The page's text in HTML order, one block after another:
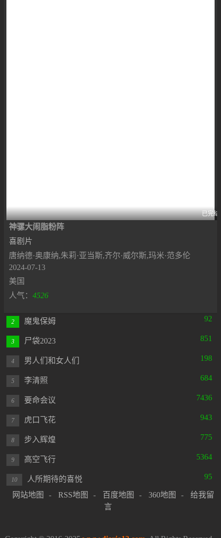
已完结
神骡大闹脂粉阵
喜剧片
唐纳德·奥康纳,朱莉·亚当斯,齐尔·威尔斯,玛米·范多伦
2024-07-13
美国
人气： 4526
2 魔鬼保姆 92
3 尸袋2023 851
4 男人们和女人们 198
5 李清照 684
6 要命会议 7436
7 虎口飞花 943
8 步入辉煌 775
9 高空飞行 5364
10 人所期待的喜悦 95
网站地图 - RSS地图 - 百度地图 - 360地图 -
给我留
言